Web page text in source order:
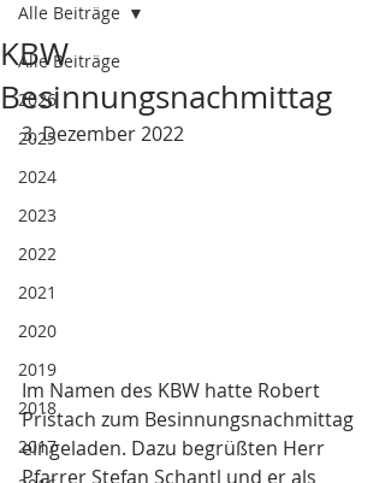
Alle Beiträge
2026
2025
2024
2023
2022
2021
2020
2019
2018
2017
Alle Beiträge
KBW
Besinnungsnachmittag
3. Dezember 2022
Im Namen des KBW hatte Robert
Pristach zum Besinnungsnachmittag
eingeladen. Dazu begrüßten Herr
Pfarrer Stefan Schantl und er als